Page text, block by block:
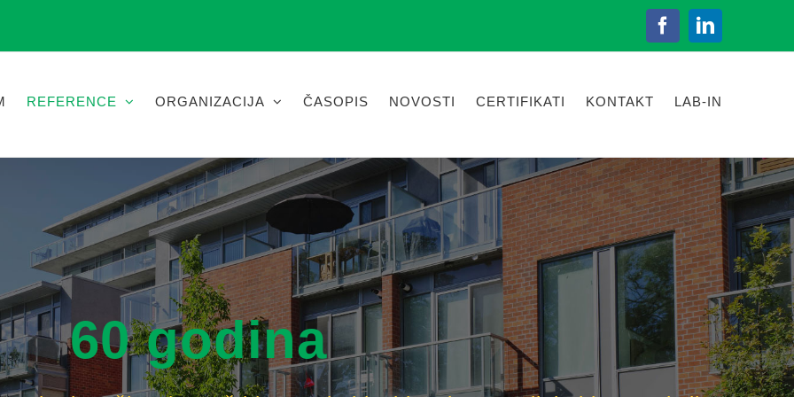
FacebookLinkedIn
REFERENCE ORGANIZACIJA ČASOPIS NOVOSTI CERTIFIKATI KONTAKT LAB-IN
60 godina